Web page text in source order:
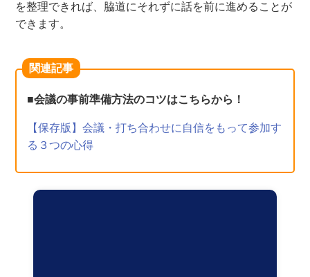
を整理できれば、脇道にそれずに話を前に進めることが
できます。
関連記事
■会議の事前準備方法のコツはこちらから！
【保存版】会議・打ち合わせに自信をもって参加す
る３つの心得